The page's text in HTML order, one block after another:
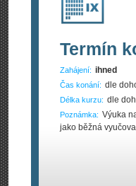
Termín
Zahájení: ihned
Čas konání: dle
Délka kurzu: dle
Poznámka: Výuka
jako běžná